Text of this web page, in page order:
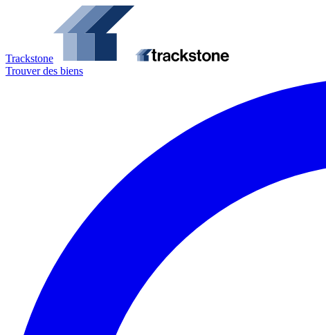
Trackstone
Trouver des biens